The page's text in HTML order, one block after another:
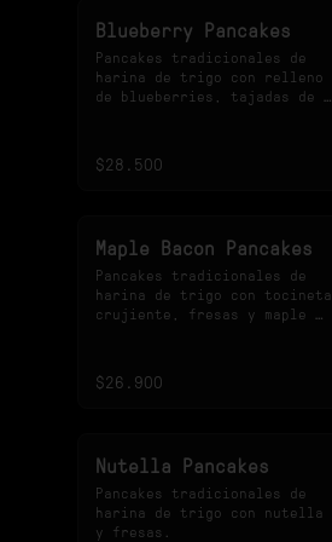
Blueberry Pancakes
Pancakes tradicionales de
harina de trigo con relleno
de blueberries, tajadas de
$28.500
Maple Bacon Pancakes
Pancakes tradicionales de
harina de trigo con tocineta
crujiente, fresas y maple
$26.900
Nutella Pancakes
Pancakes tradicionales de
harina de trigo con nutella
y fresas.